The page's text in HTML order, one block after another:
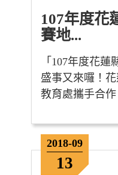
107年度花
賽地...
「107年度花
盛事又來囉！
教育處攜手合
2018-09
13